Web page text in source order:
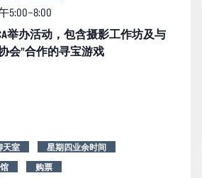
举办活动，包含摄影工作坊及与
会”合作的寻宝游戏
5:00–8:00
天室
星期四业余时间
购票